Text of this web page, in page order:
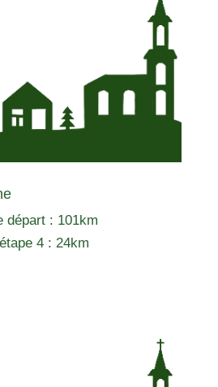
départ : 101km
4 : 24km